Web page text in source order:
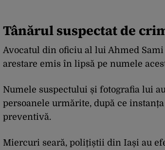
Tânărul suspectat de
Avocatul din oficiu al lui Ahmed
arestare emis în lipsă pe numele
Numele suspectului și fotografia lui
persoanele urmărite, după ce
preventivă.
Miercuri seară, polițiștii din Iași au